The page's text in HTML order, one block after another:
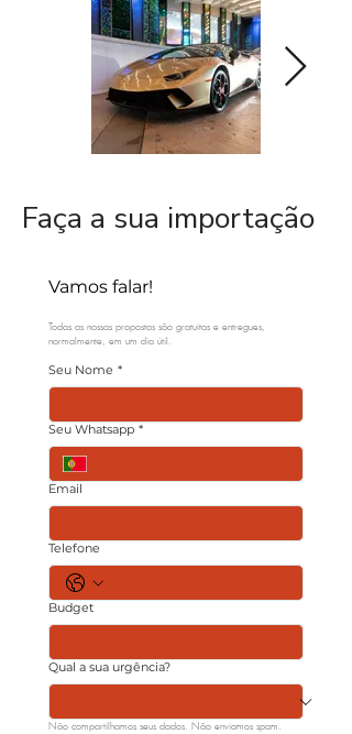
Faça a sua importação
Todas as nossas propostas são gratuitas e entregues,
normalmente, em um dia útil.
Seu Nome *
Seu Whatsapp *
Email
Telefone
Budget
Qual a sua urgência?
Não compartilhamos seus dados. Não enviamos spam.